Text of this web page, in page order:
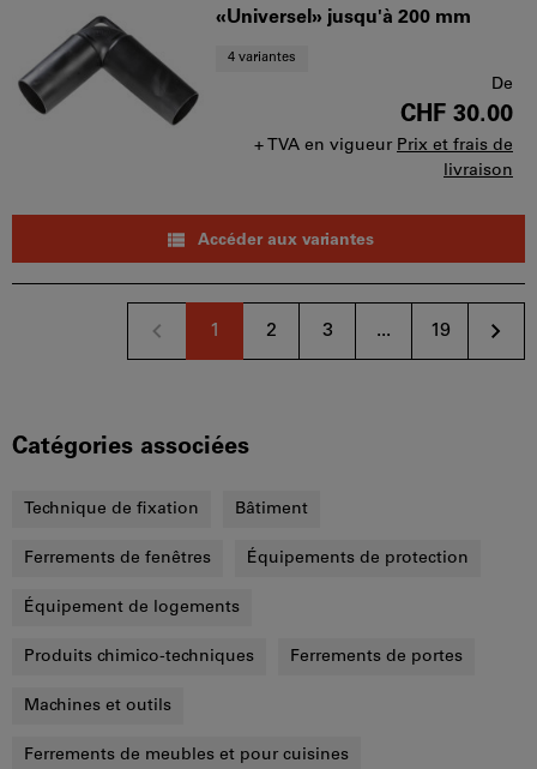
«Universel» jusqu'à 200 mm
4 variantes
De
CHF 30.00
+ TVA en vigueur Prix et frais de
livraison
Accéder aux variantes
1 2 3 ... 19
Catégories associées
Technique de fixation Bâtiment
Ferrements de fenêtres Équipements de protection
Équipement de logements
Produits chimico-techniques Ferrements de portes
Machines et outils
Ferrements de meubles et pour cuisines